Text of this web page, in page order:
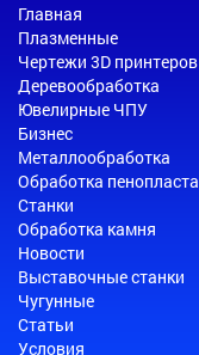
Главная
Плазменные
Чертежи 3D принтеров
Деревообработка
Ювелирные ЧПУ
Бизнес
Металлообработка
Обработка пенопласта
Станки
Обработка камня
Новости
Выставочные станки
Чугунные
Статьи
Условия